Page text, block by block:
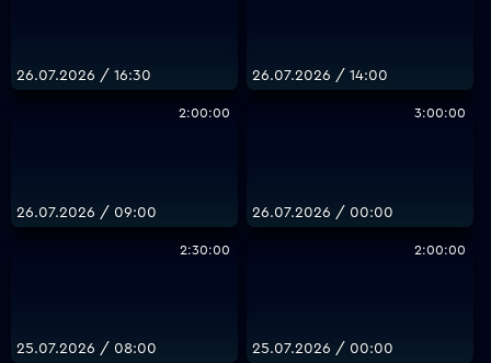
26.07.2026 / 16:30 26.07.2026 / 14:00
2:00:00
26.07.2026 / 09:00
3:00:00
26.07.2026 / 00:00
2:30:00
25.07.2026 / 08:00
2:00:00
25.07.2026 / 00:00